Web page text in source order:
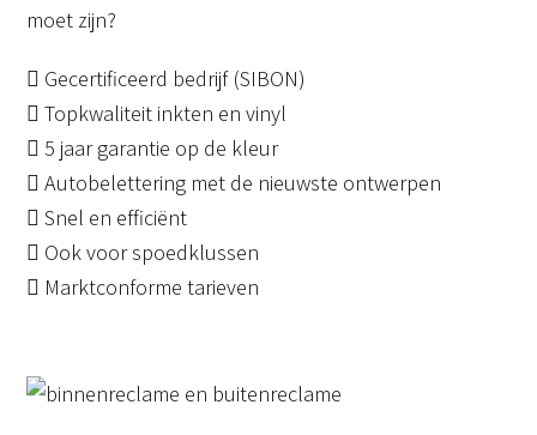
moet zijn?
Gecertificeerd bedrijf (SIBON)
Topkwaliteit inkten en vinyl
5 jaar garantie op de kleur
Autobelettering met de nieuwste ontwerpen
Snel en efficiënt
Ook voor spoedklussen
Marktconforme tarieven